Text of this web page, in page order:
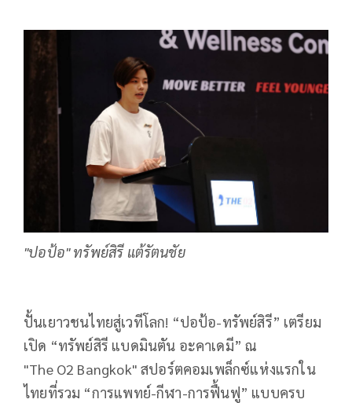
"ปอป้อ" ทรัพย์สิรี แต้รัตนชัย
ปั้นเยาวชนไทยสู่เวทีโลก! “ปอป้อ-ทรัพย์สิรี” เตรียม
เปิด “ทรัพย์สิรี แบดมินตัน อะคาเดมี” ณ
"The O2 Bangkok" สปอร์ตคอมเพล็กซ์แห่งแรกใน
ไทยที่รวม “การแพทย์-กีฬา-การฟื้นฟู” แบบครบ